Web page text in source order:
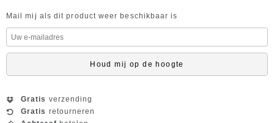
Mail mij als dit product weer beschikbaar is
Houd mij op de hoogte
Gratis verzending
Gratis retourneren